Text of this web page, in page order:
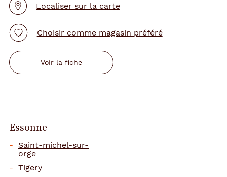
Localiser sur la carte
Choisir comme magasin préféré
Voir la fiche
Essonne
Saint-michel-sur-
orge
Tigery